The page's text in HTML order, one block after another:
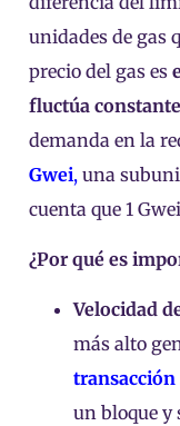
unidades de gas
precio del gas es
fluctúa
demanda en la
Gwei, una
cuenta que 1
¿Por qué es
Velocidad
más alto
transacción
un bloque y